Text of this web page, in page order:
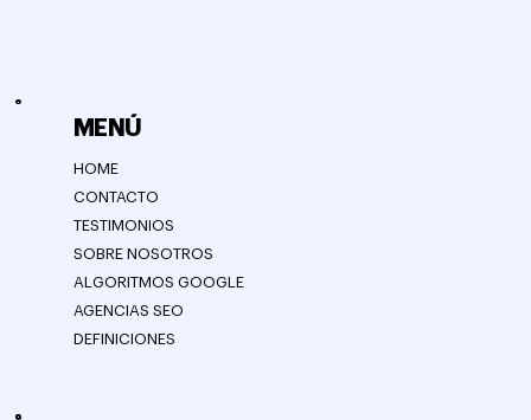
MENÚ
HOME
CONTACTO
TESTIMONIOS
SOBRE NOSOTROS
ALGORITMOS GOOGLE
AGENCIAS SEO
DEFINICIONES